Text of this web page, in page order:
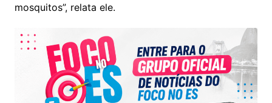
mosquitos”, relata ele.